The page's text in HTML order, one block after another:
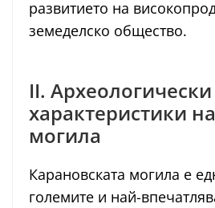
развитието на
земеделско общество.
II. Археологически
характеристики
могила
Карановската могила е
големите и най-